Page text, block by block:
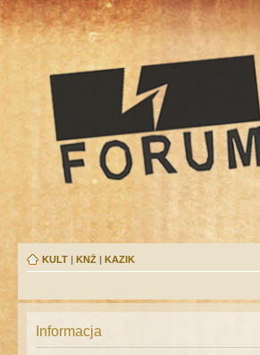
KULT | KNŻ | KAZIK
Informacja